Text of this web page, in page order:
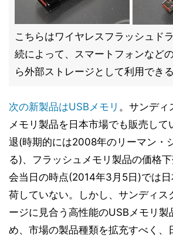
こちらはワイヤレスフラッシュド
続によって、スマートフォンなど
ら外部ストレージとして利用できる
次の新製品はUSBメモリ 。サンディ
メモリ製品を日本市場でも販売して
退(時期的には2008年のリーマン・
る)、フラッシュメモリ製品の価格
会当日の時点(2014年3月5日)では
荷していない。しかし、サンディス
ージに見合う高性能のUSBメモリ製
め、市場の製品種類を拡充すべく、